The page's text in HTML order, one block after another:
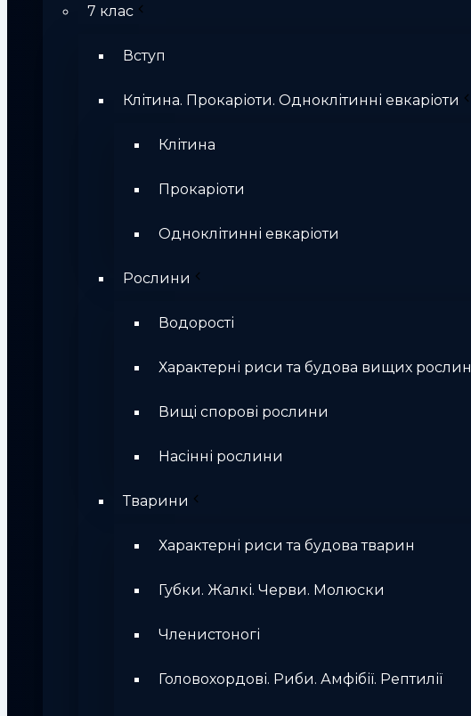
7 клас
Вступ
Клітина. Прокаріоти. Одноклітинні евкаріоти
Клітина
Прокаріоти
Одноклітинні евкаріоти
Рослини
Водорості
Характерні риси та будова вищих рослин
Вищі спорові рослини
Насінні рослини
Тварини
Характерні риси та будова тварин
Губки. Жалкі. Черви. Молюски
Членистоногі
Головохордові. Риби. Амфібії. Рептилії